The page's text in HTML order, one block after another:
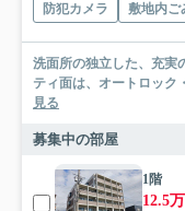
防犯カメラ
敷地内ご
洗面所の独立した、充実
ティ面は、オートロック
見る
募集中の部屋
1階
12.5